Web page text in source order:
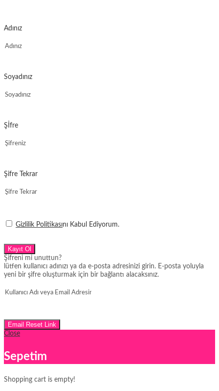
Adınız
Soyadınız
Şİfre
Şifre Tekrar
Gizlilik Politikasını Kabul Ediyorum.
Kayıt Ol
Şifreni mi unuttun?
lütfen kullanıcı adınızı ya da e-posta adresinizi girin. E-posta yoluyla
yeni bir şifre oluşturmak için bir bağlantı alacaksınız.
Email Reset Link
Close
Sepetim
Shopping cart is empty!